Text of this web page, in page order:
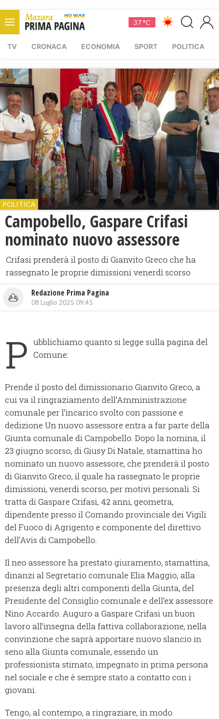
37 °C
TV CRONACA ECONOMIA SPORT POLITICA
POLITICA
Campobello, Gaspare Crifasi
nominato nuovo assessore
Crifasi prenderà il posto di Gianvito Greco che ha
rassegnato le proprie dimissioni venerdì scorso
Redazione Prima Pagina
08 Luglio 2025 09:45
P ubblichiamo quanto si legge sulla pagina del
Comune:
Prende il posto del dimissionario Gianvito Greco, a
cui va il ringraziamento dell’Amministrazione
comunale per l’incarico svolto con passione e
dedizione Un nuovo assessore entra a far parte della
Giunta comunale di Campobello. Dopo la nomina, il
23 giugno scorso, di Giusy Di Natale, stamattina ho
nominato un nuovo assessore, che prenderà il posto
di Gianvito Greco, il quale ha rassegnato le proprie
dimissioni, venerdì scorso, per motivi personali. Si
tratta di Gaspare Crifasi, 42 anni, geometra,
dipendente presso il Comando provinciale dei Vigili
del Fuoco di Agrigento e componente del direttivo
dell’Avis di Campobello.
Il neo assessore ha prestato giuramento, stamattina,
dinanzi al Segretario comunale Elia Maggio, alla
presenza degli altri componenti della Giunta, del
Presidente del Consiglio comunale e dell’ex assessore
Nino Accardo. Auguro a Gaspare Crifasi un buon
lavoro all’insegna della fattiva collaborazione, nella
convinzione che saprà apportare nuovo slancio in
seno alla Giunta comunale, essendo un
professionista stimato, impegnato in prima persona
nel sociale e che è sempre stato a contatto con i
giovani.
Tengo, al contempo, a ringraziare, in modo